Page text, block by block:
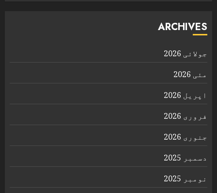
ARCHIVES
جولائی 2026
مئی 2026
اپریل 2026
فروری 2026
جنوری 2026
دسمبر 2025
نومبر 2025